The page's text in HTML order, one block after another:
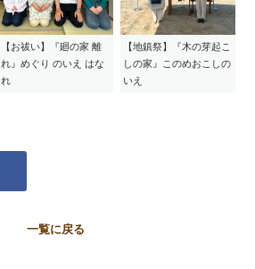
【お祓い】『廻の家 離
れ』めぐり のいえ はな
れ
【地鎮祭】『木の芽起こ
しの家』このめおこしの
いえ
一覧に戻る